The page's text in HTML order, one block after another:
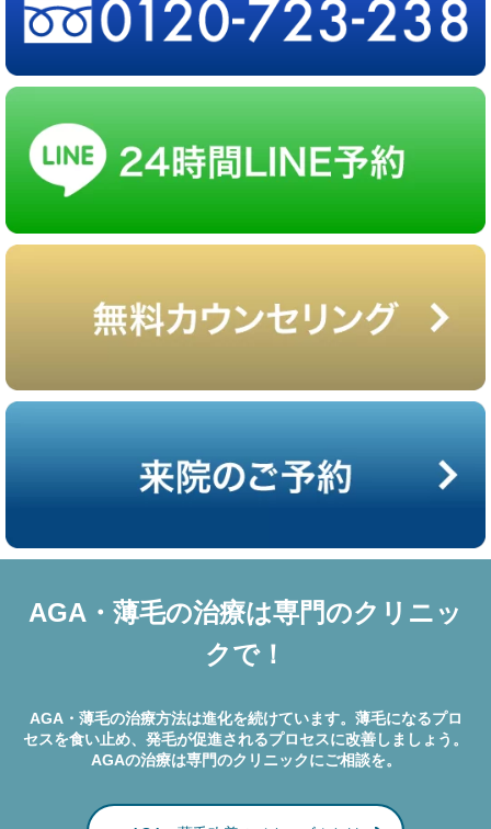
AGA・薄毛の治療は専門のクリニッ
クで！
AGA・薄毛の治療方法は進化を続けています。薄毛になるプロ
セスを食い止め、発毛が促進されるプロセスに改善しましょう。
AGAの治療は専門のクリニックにご相談を。